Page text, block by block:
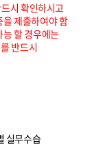
시 확인하시고
제출하여야 함
할 경우에는
반드시
실무수습